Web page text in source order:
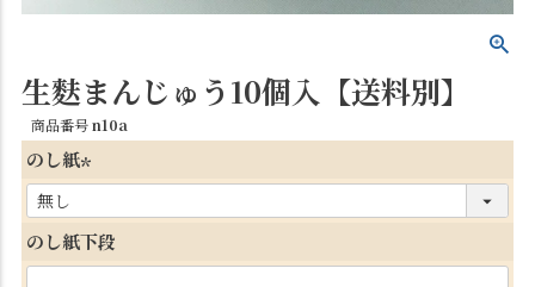
生麩まんじゅう10個入【送料別】
商品番号n10a
のし紙
必
須
のし紙下段